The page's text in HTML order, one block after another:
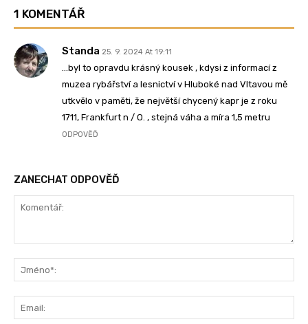
1 KOMENTÁŘ
Standa 25. 9. 2024 At 19:11
…byl to opravdu krásný kousek , kdysi z informací z
muzea rybářství a lesnictví v Hluboké nad Vltavou mě
utkvělo v paměti, že největší chycený kapr je z roku
1711, Frankfurt n / O. , stejná váha a míra 1,5 metru
ODPOVĚĎ
ZANECHAT ODPOVĚĎ